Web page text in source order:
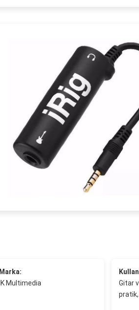
Marka:
IK Multimedia
Gitar